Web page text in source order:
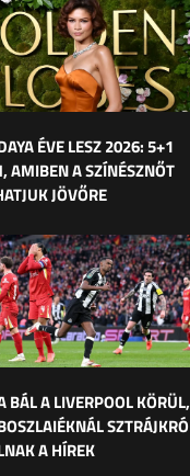
ÉVE LESZ 2026: 5+1
AMIBEN A SZÍNÉSZNŐT
JÖVŐRE
BÁL A LIVERPOOL KÖRÜL,
A HÍREK